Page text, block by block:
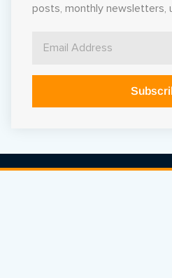
posts, monthly newsletters,